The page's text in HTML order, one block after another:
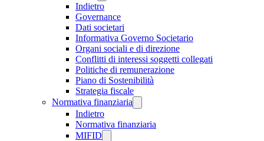
Indietro
Governance
Dati societari
Informativa Governo Societario
Organi sociali e di direzione
Conflitti di interessi soggetti collegati
Politiche di remunerazione
Piano di Sostenibilità
Strategia fiscale
Normativa finanziaria
Indietro
Normativa finanziaria
MIFID